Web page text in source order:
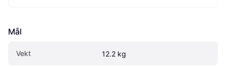
Mål
Vekt 12.2 kg